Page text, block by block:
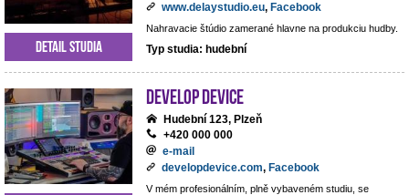
www.delaystudio.eu, Facebook
Nahravacie štúdio zamerané hlavne na produkciu hudby.
Typ studia: hudební
Detail studia
Develop Device
Hudební 123, Plzeň
+420 000 000
e-mail
developdevice.com, Facebook
V mém profesionálním, plně vybaveném studiu, se